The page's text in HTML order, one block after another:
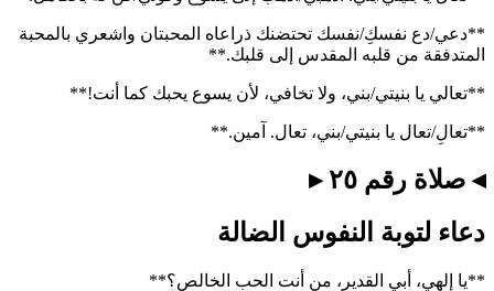
**دعي/دع نفسكِ/نفسك تحتضنك ذراعاه المحبتان واشعري بالمحبة
المتدفقة من قلبه المقدس إلى قلبك.**
**تعالي يا بنيتي/بني، ولا تخافي، لأن يسوع يحبك كما أنت!**
**تعالِ/تعال يا بنيتي/بني، تعال. آمين.**
◂ صلاة رقم ٢٥ ▸
دعاء لتوبة النفوس الضالة
**يا إلهي، أبي القدير، من أنت الحب الخالص؟**